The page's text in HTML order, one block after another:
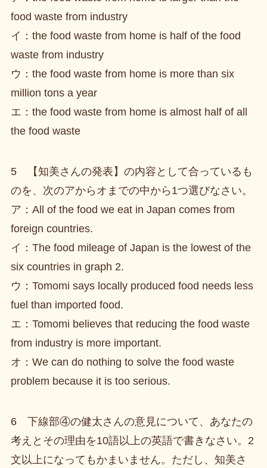
food waste from industry
イ：the food waste from home is half of the food
waste from industry
ウ：the food waste from home is more than six
million tons a year
エ：the food waste from home is almost half of all
the food waste
5 【知美さんの発表】の内容として合っているも
のを、次のアからオまでの中から1つ選びなさい。
ア：All of the food we eat in Japan comes from
foreign countries.
イ：The food mileage of Japan is the lowest of the
six countries in graph 2.
ウ：Tomomi says locally produced food needs less
fuel than imported food.
エ：Tomomi believes that reducing the food waste
from industry is more important.
オ：We can do nothing to solve the food waste
problem because it is too serious.
6 下線部④の健太さんの意見について、あなたの
考えとその理由を10語以上の英語で書きなさい。2
文以上になってもかまいません。ただし、知美さ